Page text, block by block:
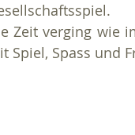
Zeit verging wie
Spiel, Spass und